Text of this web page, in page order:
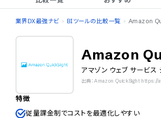
業界DX最強ナビ BIツールの比較一覧 Amazon
Amazon
アマゾン ウェブ サービス
出典：Amazon QuickSight
特徴
従量課金制でコストを最適化しやすい